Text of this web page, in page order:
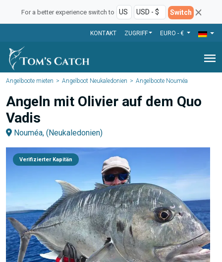
For a better experience switch to Switch
KONTAKT ZUGRIFF EURO - €
menu
Angelboote mieten Angelboot Neukaledonien Angelboote Nouméa
Angeln mit Olivier auf dem Quo
Vadis
Nouméa, (Neukaledonien)
Verifizierter Kapitän